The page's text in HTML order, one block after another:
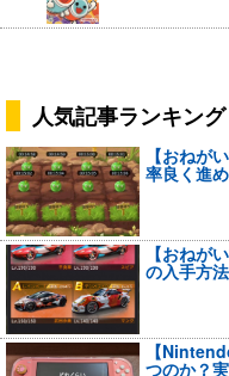
人気記事ランキング
【おねが
率良く進
【おねが
の入手方
【
つのか？